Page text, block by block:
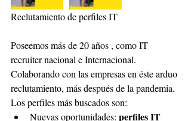
Reclutamiento de perfiles IT
Poseemos más de 20 años , como IT
recruiter nacional e Internacional.
Colaborando con las empresas en éste arduo
reclutamiento, más después de la pandemia.
Los perfiles más buscados son:
Nuevas oportunidades: perfiles IT